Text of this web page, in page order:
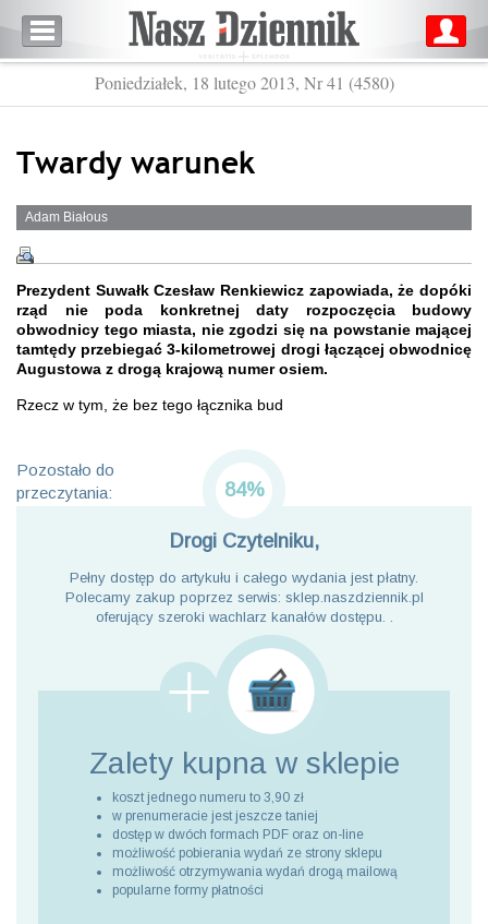
Poniedziałek, 18 lutego 2013, Nr 41 (4580)
Twardy warunek
Adam Białous
Prezydent Suwałk Czesław Renkiewicz zapowiada, że dopóki
rząd nie poda konkretnej daty rozpoczęcia budowy
obwodnicy tego miasta, nie zgodzi się na powstanie mającej
tamtędy przebiegać 3-kilometrowej drogi łączącej obwodnicę
Augustowa z drogą krajową numer osiem.
Rzecz w tym, że bez tego łącznika bud
Pozostało do
przeczytania:
84%
Drogi Czytelniku,
Pełny dostęp do artykułu i całego wydania jest płatny.
Polecamy zakup poprzez serwis: sklep.naszdziennik.pl
oferujący szeroki wachlarz kanałów dostępu. .
Zalety kupna w sklepie
koszt jednego numeru to 3,90 zł
w prenumeracie jest jeszcze taniej
dostęp w dwóch formach PDF oraz on-line
możliwość pobierania wydań ze strony sklepu
możliwość otrzymywania wydań drogą mailową
popularne formy płatności